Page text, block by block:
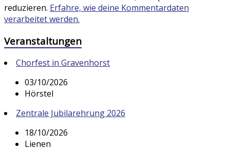
reduzieren. Erfahre, wie deine Kommentardaten
verarbeitet werden.
Veranstaltungen
Chorfest in Gravenhorst
03/10/2026
Hörstel
Zentrale Jubilarehrung 2026
18/10/2026
Lienen